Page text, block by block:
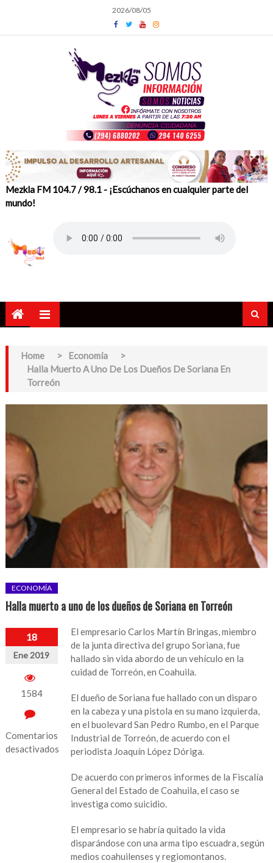
content
2026/08/05
Mezkla FM 104.7 / 98.1 - ¡Escúchanos en cualquier parte del
mundo!
Home > Economía
>
Halla Muerto A Uno De Los Dueños De Soriana En
Torreón
ECONOMÍA
Halla muerto a uno de los dueños de Soriana en Torreón
18
Ene 2019
1584
Comentarios
desactivados
El empresario Carlos Martín Bringas, miembro
de la junta directiva del grupo Soriana, fue
hallado sin vida abordo de un vehículo en la
cuidad de Torreón, en Coahuila.
El dueño de Soriana fue hallado con un disparo
en la cabeza y una pistola en su mano izquierda,
en el buolevard San Pedro Rumbo, en el Parque
Industrial de Torreón, de acuerdo con el
periodista Joaquín López Dóriga.
De acuerdo con primeros informes de la Fiscalía
General del Estado de Coahuila, el caso se
investiga como suicidio.
El empresario se habría quitado la vida
disparándose con una arma tipo escuadra, según
medios coahuilenses y regiomontanos.